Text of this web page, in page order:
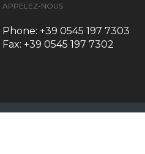
APPELEZ-NOUS
Phone: +39 0545 197 7303
Fax: +39 0545 197 7302